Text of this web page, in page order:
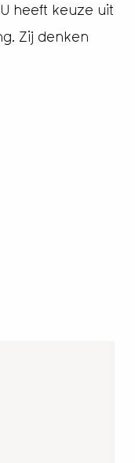
heeft keuze uit
Zij denken